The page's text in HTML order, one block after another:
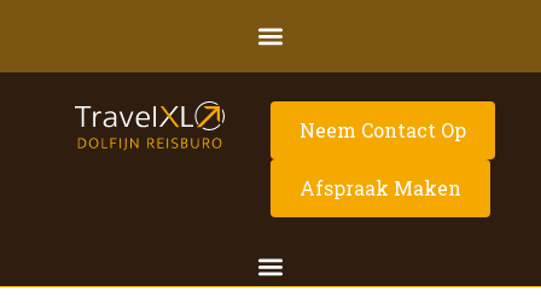
Neem Contact Op
Afspraak Maken